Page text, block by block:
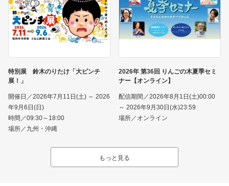
特別展 鈴木のりたけ「大ピンチ
展！」
開催日／2026年7月11日(土) ～ 2026
年9月6日(日)
時間／09:30～18:00
場所／九州・沖縄
2026年 第36回 りんごの木夏季セミ
ナー【オンライン】
配信期間／2026年8月1日(土)00:00
～ 2026年9月30日(水)23:59
場所／オンライン
もっと見る